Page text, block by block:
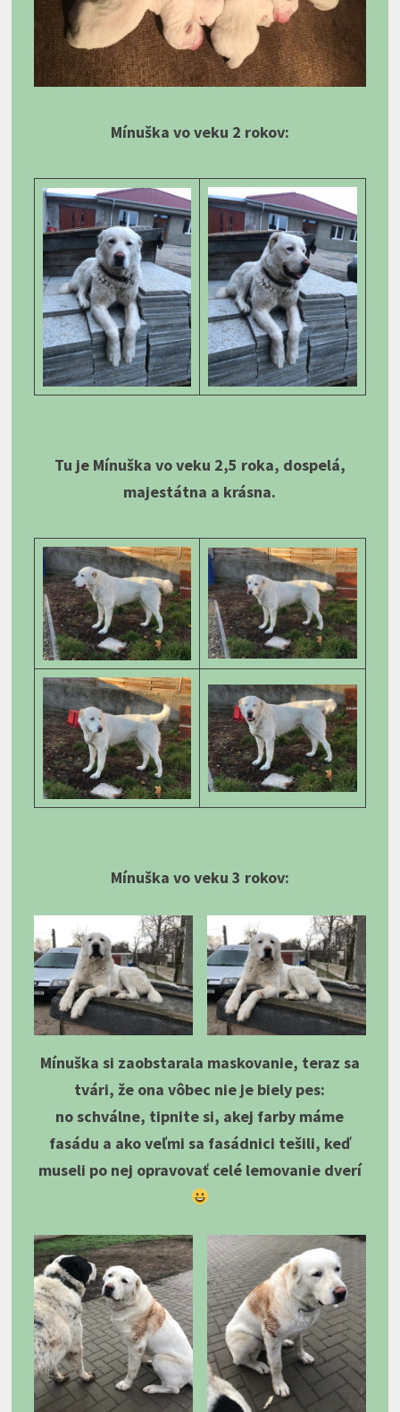
Mínuška vo veku 2 rokov:
Tu je Mínuška vo veku 2,5 roka, dospelá,
majestátna a krásna.
Mínuška vo veku 3 rokov:
Mínuška si zaobstarala maskovanie, teraz sa
tvári, že ona vôbec nie je biely pes:
no schválne, tipnite si, akej farby máme
fasádu a ako veľmi sa fasádnici tešili, keď
museli po nej opravovať celé lemovanie dverí